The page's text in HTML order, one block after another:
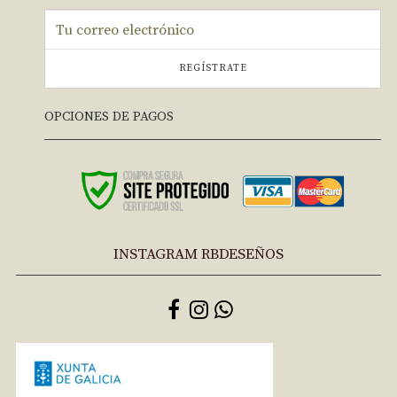
REGÍSTRATE
OPCIONES DE PAGOS
INSTAGRAM RBDESEÑOS